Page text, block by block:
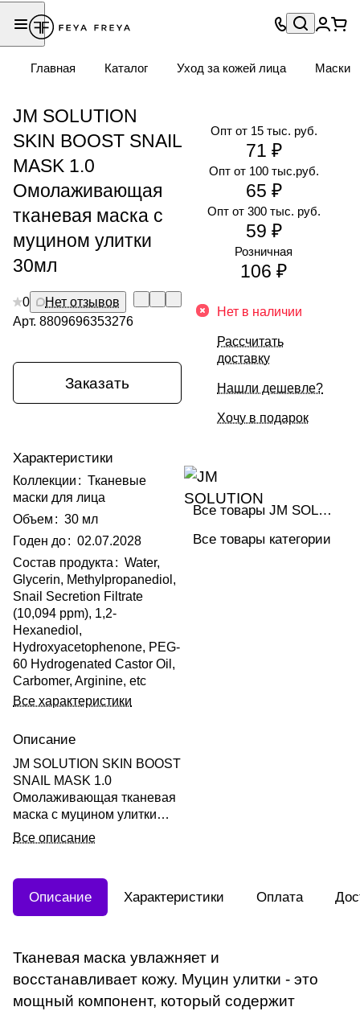
Главная Каталог Уход за кожей лица Маски
JM SOLUTION
SKIN BOOST SNAIL
MASK 1.0
Омолаживающая
тканевая маска с
муцином улитки
30мл
0
Нет отзывов
Арт. 8809696353276
Заказать
Характеристики
Коллекции : Тканевые
маски для лица
Объем : 30 мл
Годен до: 02.07.2028
Состав продукта : Water,
Glycerin, Methylpropanediol,
Snail Secretion Filtrate
(10,094 ppm), 1,2-
Hexanediol,
Hydroxyacetophenone, PEG-
60 Hydrogenated Castor Oil,
Carbomer, Arginine, etc
Все характеристики
Описание
JM SOLUTION SKIN BOOST
SNAIL MASK 1.0
Омолаживающая тканевая
маска с муцином улитки
30мл
Все описание
Опт от 300 тыс. руб.
59 ₽
Опт от 15 тыс. руб.
71 ₽
Опт от 100 тыс.руб.
65 ₽
Розничная
106 ₽
Нет в наличии
Рассчитать
доставку
Нашли дешевле?
Хочу в подарок
Все товары JM SOLUTION
Все товары категории
Описание Характеристики Оплата
Тканевая маска увлажняет и
восстанавливает кожу. Муцин улитки - это
мощный компонент, который содержит